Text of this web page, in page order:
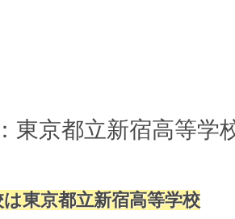
東京都立新宿高等学
東京都立新宿高等学校